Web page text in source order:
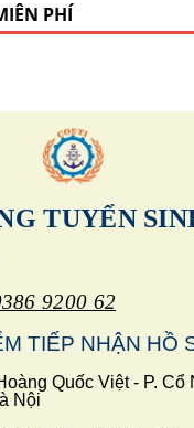
PHÍ
TUYỂN
9200 62
TIẾP NHẬN HỒ
Quốc Việt - P. Cổ
Nội